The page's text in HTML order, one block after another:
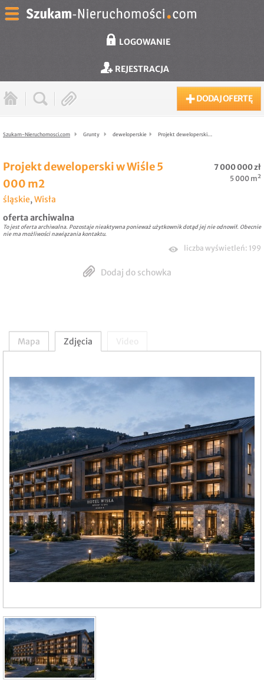
LOGOWANIE
REJESTRACJA
DODAJ OFERTĘ
Szukam-Nieruchomosci.com Grunty deweloperskie Projekt deweloperski…
Mapa Zdjęcia
Projekt deweloperski w Wiśle 5
000 m2
śląskie,Wisła
7 000 000 zł
5 000 m²
oferta archiwalna
To jest oferta archiwalna. Pozostaje nieaktywna ponieważ użytkownik dotąd jej nie odnowił. Obecnie
nie ma możliwości nawiązania kontaktu.
liczba wyświetleń: 199
Dodaj do schowka